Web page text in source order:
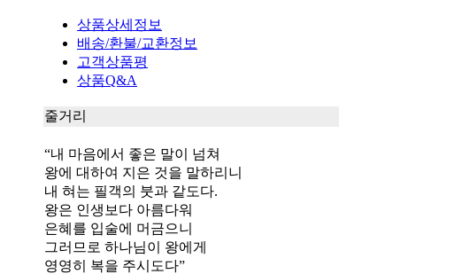
상품상세정보
배송/환불/교환정보
고객상품평
상품Q&A
줄거리
“내 마음에서 좋은 말이 넘쳐
왕에 대하여 지은 것을 말하리니
내 혀는 필객의 붓과 같도다.
왕은 인생보다 아름다워
은혜를 입술에 머금으니
그러므로 하나님이 왕에게
영영히 복을 주시도다”